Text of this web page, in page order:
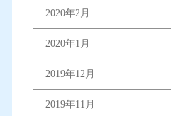
2020年2月
2020年1月
2019年12月
2019年11月